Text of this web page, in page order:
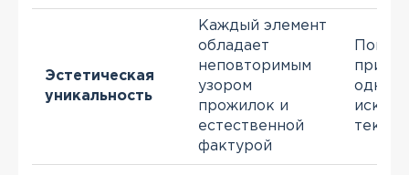
Эстетическая
уникальность
Каждый элемент
обладает
неповторимым
узором
прожилок и
естественной
фактурой